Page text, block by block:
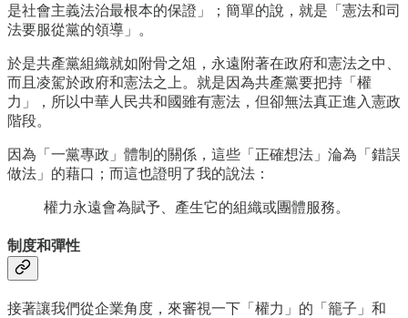
是社會主義法治最根本的保證」；簡單的說，就是「憲法和司
法要服從黨的領導」。
於是共產黨組織就如附骨之俎，永遠附著在政府和憲法之中、
而且凌駕於政府和憲法之上。就是因為共產黨要把持「權
力」，所以中華人民共和國雖有憲法，但卻無法真正進入憲政
階段。
因為「一黨專政」體制的關係，這些「正確想法」淪為「錯誤
做法」的藉口；而這也證明了我的說法：
權力永遠會為賦予、產生它的組織或團體服務。
制度和彈性
接著讓我們從企業角度，來審視一下「權力」的「籠子」和